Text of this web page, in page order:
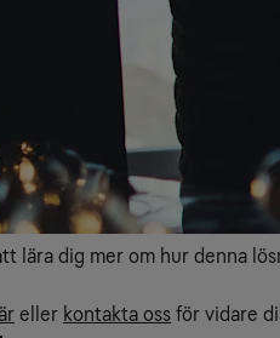
lära dig mer om hur denna
eller kontakta oss för vidare